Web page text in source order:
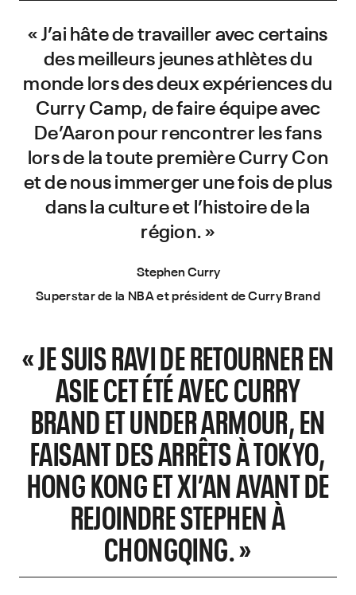
« J’ai hâte de travailler avec certains
des meilleurs jeunes athlètes du
monde lors des deux expériences du
Curry Camp, de faire équipe avec
De’Aaron pour rencontrer les fans
lors de la toute première Curry Con
et de nous immerger une fois de plus
dans la culture et l’histoire de la
région. »
Stephen Curry
Superstar de la NBA et président de Curry Brand
« JE SUIS RAVI DE RETOURNER EN
ASIE CET ÉTÉ AVEC CURRY
BRAND ET UNDER ARMOUR, EN
FAISANT DES ARRÊTS À TOKYO,
HONG KONG ET XI’AN AVANT DE
REJOINDRE STEPHEN À
CHONGQING. »